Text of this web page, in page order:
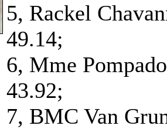
5, Rackel
49.14;
6, Mme
43.92;
7, BMC Van